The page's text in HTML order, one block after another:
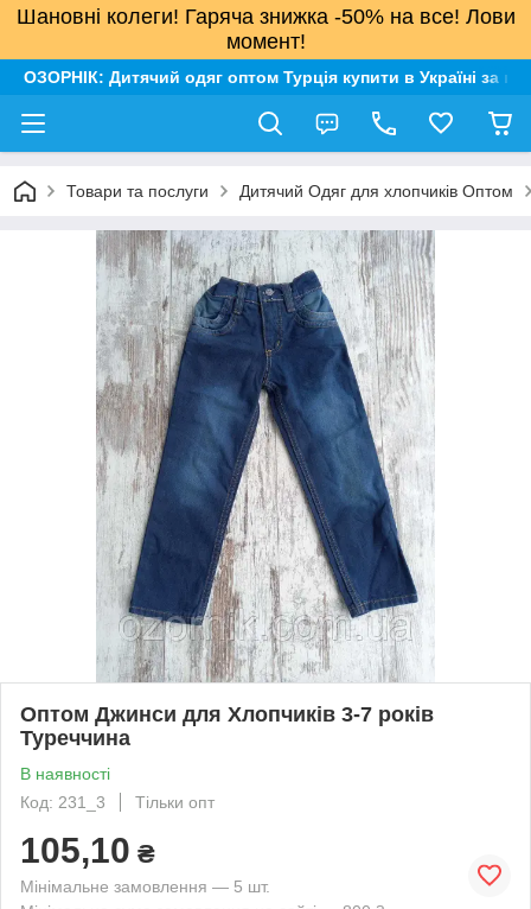
Шановні колеги! Гаряча знижка -50% на все! Лови
момент!
ОЗОРНІК: Дитячий одяг оптом Турція купити в Україні за
Товари та послуги Дитячий Одяг для хлопчиків Оптом
Оптом Джинси для Хлопчиків 3-7 років
Туреччина
В наявності
Код: 231_3
Тільки опт
105,10 ₴
Мінімальне замовлення — 5 шт.